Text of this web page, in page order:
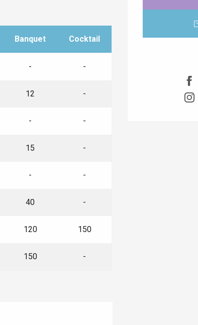
Banquet Cocktail
- -
12 -
- -
15 -
- -
40 -
120 150
150 -